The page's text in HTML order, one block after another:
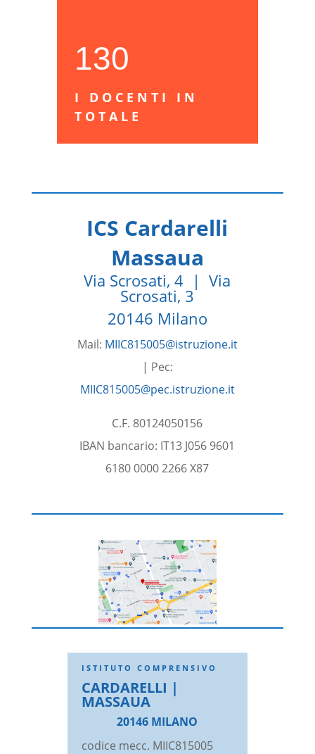
130
I DOCENTI IN
TOTALE
ICS Cardarelli
Massaua
Via Scrosati, 4 | Via
Scrosati, 3
20146 Milano
Mail: MIIC815005@istruzione.it
| Pec:
MIIC815005@pec.istruzione.it
C.F. 80124050156
IBAN bancario: IT13 J056 9601
6180 0000 2266 X87
ISTITUTO COMPRENSIVO
CARDARELLI |
MASSAUA
20146 MILANO
codice mecc. MIIC815005